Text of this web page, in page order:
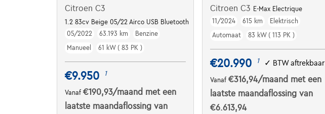
Citroen C3
1.2 83cv Beige 05/22 Airco USB Bluetooth
05/2022
63.193 km
Benzine
Manueel
61 kW ( 83 PK )
€9.950 1
Vanaf €190,93/maand met een
laatste maandaflossing van
Citroen C3 E-Max Electrique
11/2024
615 km
Elektrisch
Automaat
83 kW ( 113 PK )
€20.990 1 ✓ BTW aftrekbaar
Vanaf€316,94/maand met een
laatste maandaflossing van
€6.613,94